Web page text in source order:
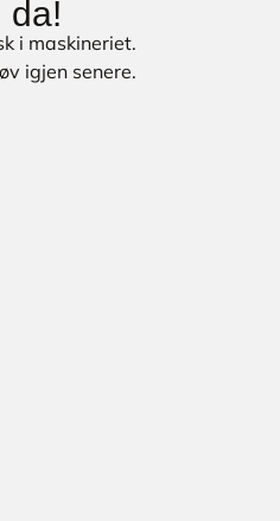
da!
i maskineriet.
igjen senere.